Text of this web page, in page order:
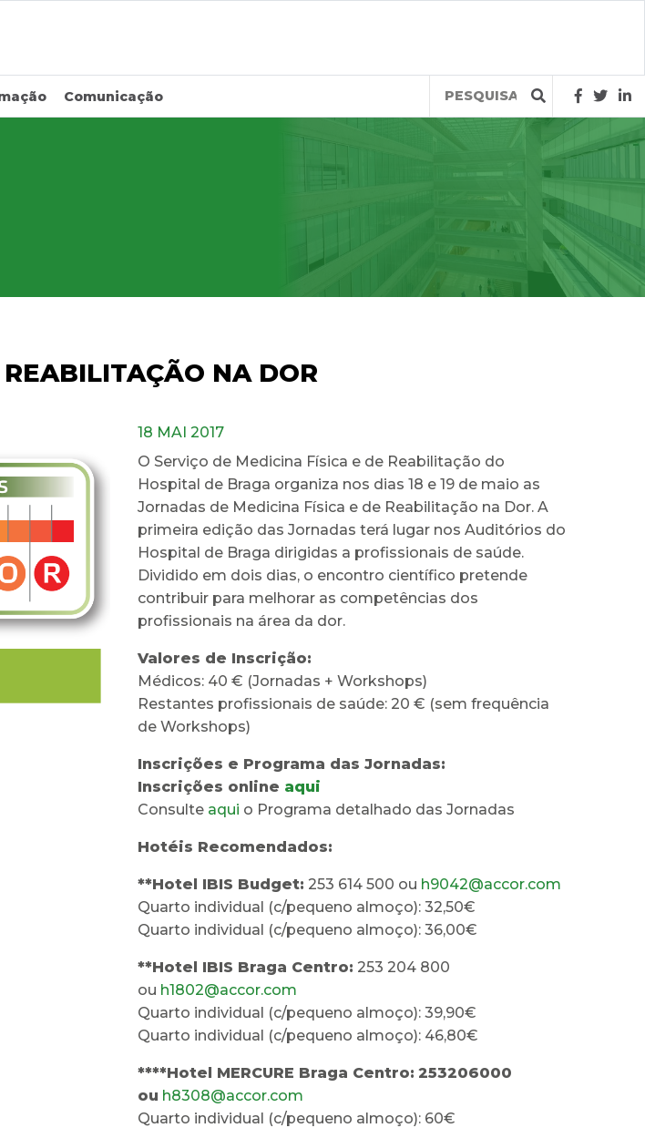
Comunicação
Query
NA DOR
18 MAI 2017
O Serviço de Medicina Física e de Reabilitação do
Hospital de Braga organiza nos dias 18 e 19 de maio as
Jornadas de Medicina Física e de Reabilitação na Dor. A
primeira edição das Jornadas terá lugar nos Auditórios do
Hospital de Braga dirigidas a profissionais de saúde.
Dividido em dois dias, o encontro científico pretende
contribuir para melhorar as competências dos
profissionais na área da dor.
Valores de Inscrição:
Médicos: 40 € (Jornadas + Workshops)
Restantes profissionais de saúde: 20 € (sem frequência
de Workshops)
Inscrições e Programa das Jornadas:
Inscrições online aqui
Consulte aqui o Programa detalhado das Jornadas
Hotéis Recomendados:
**Hotel IBIS Budget: 253 614 500 ou h9042@accor.com
Quarto individual (c/pequeno almoço): 32,50€
Quarto individual (c/pequeno almoço): 36,00€
**Hotel IBIS Braga Centro: 253 204 800
ou h1802@accor.com
Quarto individual (c/pequeno almoço): 39,90€
Quarto individual (c/pequeno almoço): 46,80€
****Hotel MERCURE Braga Centro: 253206000
ou h8308@accor.com
Quarto individual (c/pequeno almoço): 60€